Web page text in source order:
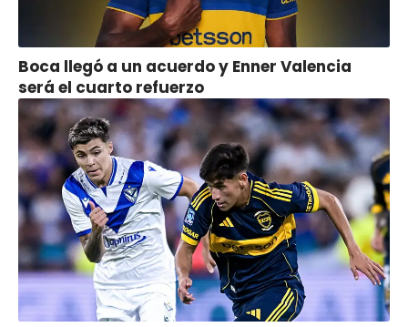
Boca llegó a un acuerdo y Enner Valencia
será el cuarto refuerzo